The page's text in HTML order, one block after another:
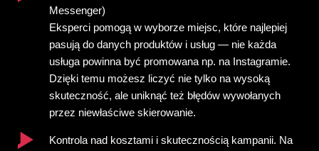
Messenger)
Eksperci pomogą w wyborze miejsc, które najlepiej
pasują do danych produktów i usług — nie każda
usługa powinna być promowana np. na Instagramie.
Dzięki temu możesz liczyć nie tylko na wysoką
skuteczność, ale uniknąć też błędów wywołanych
przez niewłaściwe skierowanie.
Kontrola nad kosztami i skutecznością kampanii. Na